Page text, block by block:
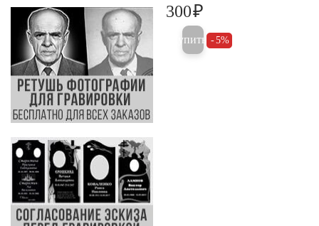
300₽
Купить 5%